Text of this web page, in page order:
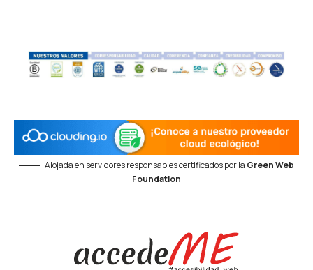
Alojada en servidores responsables certificados por la Green Web
Foundation